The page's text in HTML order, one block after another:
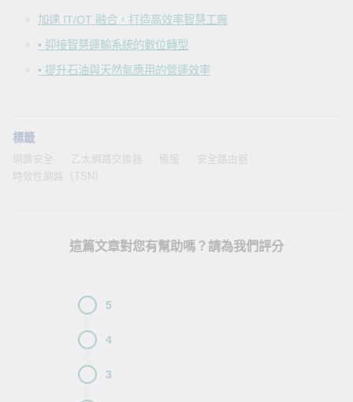
加速 IT/OT 融合，打造高效率智慧工廠
• 迎接智慧運輸系統的數位轉型
• 提升石油與天然氣應用的營運效率
標籤
網路安全 乙太網路交換器 備援
安全路由器
時效性網路（TSN）
這篇文章對您有幫助嗎？請為我們評分
3
4
5